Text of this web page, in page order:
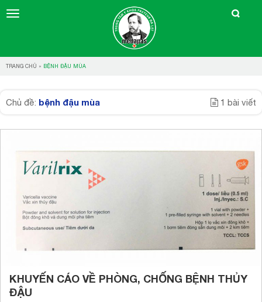
TRANG CHỦ » BỆNH ĐẬU MÙA
Chủ đề: bệnh đậu mùa 1 bài viết
KHUYẾN CÁO VỀ PHÒNG, CHỐNG BỆNH THỦY
ĐẬU